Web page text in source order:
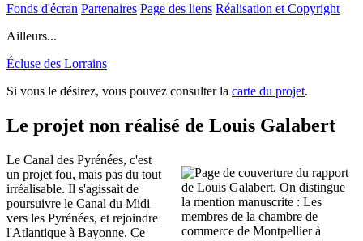
Fonds d'écran Partenaires Page des liens Réalisation et Copyright
Ailleurs...
Écluse des Lorrains
Si vous le désirez, vous pouvez consulter la carte du projet.
Le projet non réalisé de Louis Galabert
Le Canal des Pyrénées, c'est
un projet fou, mais pas du tout
irréalisable. Il s'agissait de
poursuivre le Canal du Midi
vers les Pyrénées, et rejoindre
l'Atlantique à Bayonne. Ce